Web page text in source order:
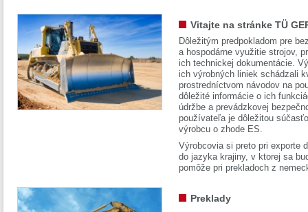
Vitajte na stránke TÜ
Dôležitým predpokladom pre
a hospodárne využitie strojov,
ich technickej dokumentácie.
ich výrobných liniek schádzali
prostredníctvom návodov na
dôležité informácie o ich
údržbe a prevádzkovej
používateľa je dôležitou
výrobcu o zhode ES.
Výrobcovia si preto pri exporte
do jazyka krajiny, v ktorej sa
pomôže pri prekladoch z
Preklady